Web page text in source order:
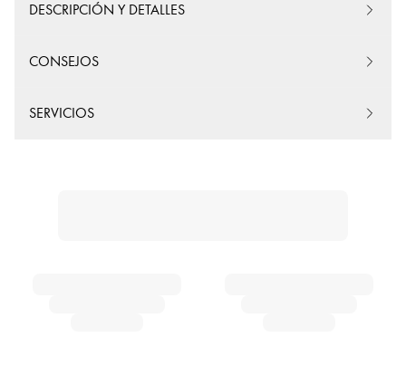
DESCRIPCIÓN Y DETALLES
CONSEJOS
SERVICIOS